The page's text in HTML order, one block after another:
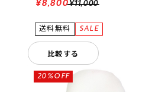
¥11,000
¥8,800
比較する
20%OFF